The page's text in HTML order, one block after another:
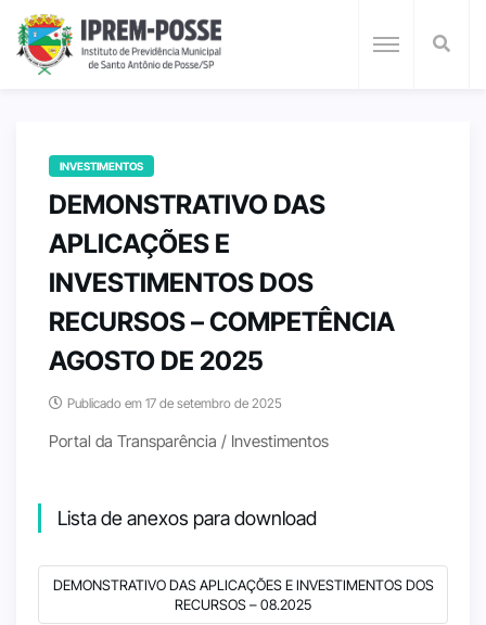
INVESTIMENTOS
DEMONSTRATIVO DAS
APLICAÇÕES E
INVESTIMENTOS DOS
RECURSOS – COMPETÊNCIA
AGOSTO DE 2025
Publicado em 17 de setembro de 2025
Portal da Transparência / Investimentos
Lista de anexos para download
DEMONSTRATIVO DAS APLICAÇÕES E INVESTIMENTOS DOS
RECURSOS – 08.2025